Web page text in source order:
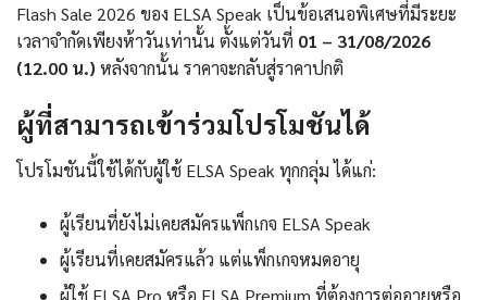
Flash Sale 2026 ของ ELSA Speak เป็นข้อเสนอพิเศษที่มีระยะ
เวลาจำกัดเพียงห้าวันเท่านั้น ตั้งแต่วันที่ 01 – 31/08/2026
(12.00 น.) หลังจากนั้น ราคาจะกลับสู่ราคาปกติ
ผู้ที่สามารถเข้าร่วมโปรโมชันได้
โปรโมชันนี้ใช้ได้กับผู้ใช้ ELSA Speak ทุกกลุ่ม ได้แก่:
ผู้เรียนที่ยังไม่เคยสมัครแพ็กเกจ ELSA Speak
ผู้เรียนที่เคยสมัครแล้ว แต่แพ็กเกจหมดอายุ
ผู้ใช้ ELSA Pro หรือ ELSA Premium ที่ต้องการต่ออายุหรือ